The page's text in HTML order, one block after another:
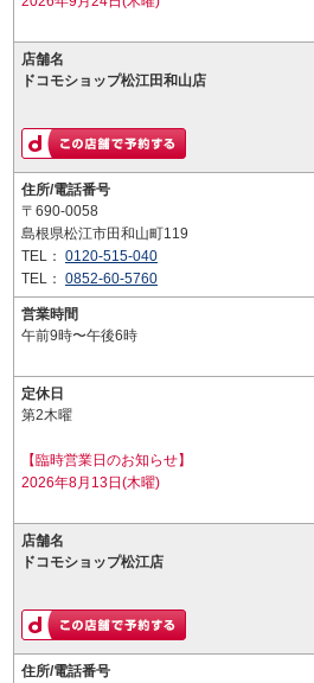
店舗名
ドコモショップ松江田和山店
住所/電話番号
〒690-0058
島根県松江市田和山町119
TEL： 0120-515-040
TEL： 0852-60-5760
営業時間
午前9時〜午後6時
定休日
第2木曜
【臨時営業日のお知らせ】
2026年8月13日(木曜)
店舗名
ドコモショップ松江店
住所/電話番号